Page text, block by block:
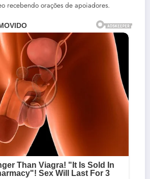
recebendo orações de apoiadores.